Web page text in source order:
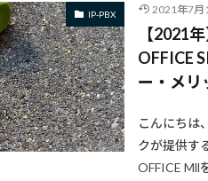
IP-PBX 2021年7月
【2021
OFFICE
ー・メリ
こんにちは
クが提供す
OFFICE Mll